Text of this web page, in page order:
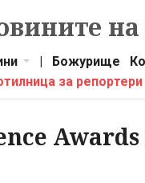
| Божурище
за репортери